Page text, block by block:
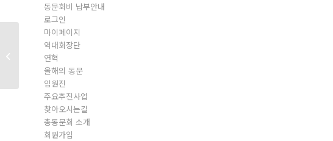
동문회비 납부안내
로그인
마이페이지
역대회장단
연혁
올해의 동문
임원진
주요추진사업
찾아오시는길
총동문회 소개
회원가입
동문회원